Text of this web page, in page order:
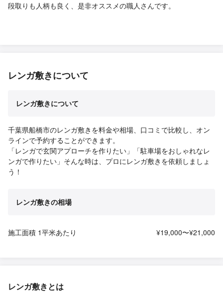
段取りも人柄も良く、是非オススメの職人さんです。
レンガ敷きについて
レンガ敷きについて
千葉県船橋市のレンガ敷きを料金や相場、口コミで比較し、オン
ラインで予約することができます。
「レンガで玄関アプローチを作りたい」「駐車場をおしゃれなレ
ンガで作りたい」そんな時は、プロにレンガ敷きを依頼しましょ
う！
レンガ敷きの相場
施工面積 1平米あたり ¥19,000〜¥21,000
レンガ敷きとは